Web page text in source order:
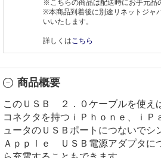
※こちらの商品は配送時にお手元品
※本商品到着後に別途リネットジャ
いいたします。
詳しくは こちら
商品概要
このＵＳＢ ２．０ケーブルを使え
コネクタを持つｉＰｈｏｎｅ、ｉＰ
ュータのＵＳＢポートにつないでシ
Ａｐｐｌｅ ＵＳＢ電源アダプタに